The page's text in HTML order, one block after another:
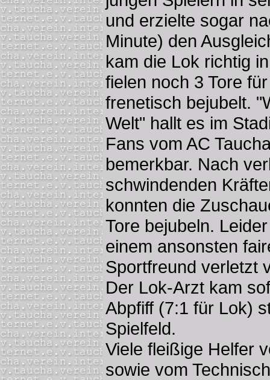
und erzielte sogar
Minute) den
kam die Lok richtig
fielen noch 3 Tore
frenetisch bejubelt.
Welt" hallt es im
Fans vom AC
bemerkbar. Nach
schwindenden
konnten die
Tore bejubeln.
einem ansonsten
Sportfreund verletzt
Der Lok-Arzt kam
Abpfiff (7:1 für Lok)
Spielfeld.
Viele fleißige Helfer
sowie vom